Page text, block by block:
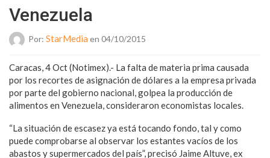
Venezuela
Por: StarMedia en 04/10/2015
Caracas, 4 Oct (Notimex).- La falta de materia prima causada
por los recortes de asignación de dólares a la empresa privada
por parte del gobierno nacional, golpea la producción de
alimentos en Venezuela, consideraron economistas locales.
“La situación de escasez ya está tocando fondo, tal y como
puede comprobarse al observar los estantes vacíos de los
abastos y supermercados del país”, precisó Jaime Altuve, ex